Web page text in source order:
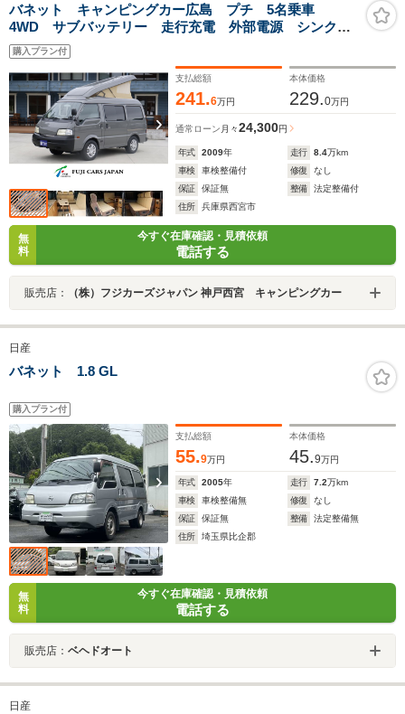
バネット キャンピングカー広島 プチ 5名乗車
4WD サブバッテリー 走行充電 外部電源 シンク
冷蔵庫 メモリーナビ ETC バックカメラ ポップア
ップルーフ 8ナンバー 左側スライドドア キャンピン
グカー
購入プラン付
支払総額
241.6万円
本体価格
229.0万円
通常ローン 月々24,300円
年式 2009年 走行 8.4万km
車検
車検整備付 修復
なし
保証
保証無 整備
法定整備付
住所
兵庫県西宮市
無
料
今すぐ在庫確認・見積依頼
電話する
販売店： （株）フジカーズジャパン 神戸西宮 キャンピングカー
日産
バネット 1.8 GL
購入プラン付
支払総額
55.9万円
本体価格
45.9万円
年式 2005年 走行 7.2万km
車検
車検整備無 修復
なし
保証
保証無 整備
法定整備無
住所
埼玉県比企郡
無
料
今すぐ在庫確認・見積依頼
電話する
販売店： ベヘドオート
日産